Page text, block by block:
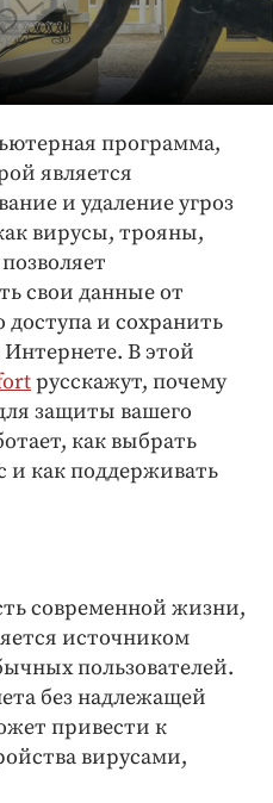
программа,
является
и удаление угроз
вирусы, трояны,
свои данные от
и сохранить
В этой
русскажут, почему
защиты вашего
как выбрать
как поддерживать
современной жизни,
источником
пользователей.
без надлежащей
привести к
вирусами,